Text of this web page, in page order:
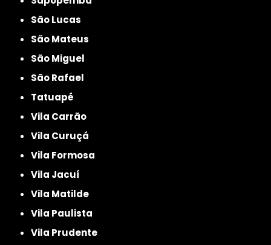
São Lucas
São Mateus
São Miguel
São Rafael
Tatuapé
Vila Carrão
Vila Curuçá
Vila Formosa
Vila Jacuí
Vila Matilde
Vila Paulista
Vila Prudente